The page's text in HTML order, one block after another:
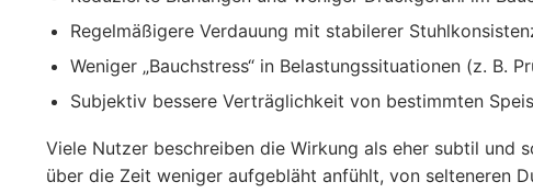
Regelmäßigere Verdauung mit stabilerer
Weniger „Bauchstress“ in Belastungssituationen (z. B.
Subjektiv bessere Verträglichkeit von bestimmten
Viele Nutzer beschreiben die Wirkung als eher subtil und
über die Zeit weniger aufgebläht anfühlt, von selteneren